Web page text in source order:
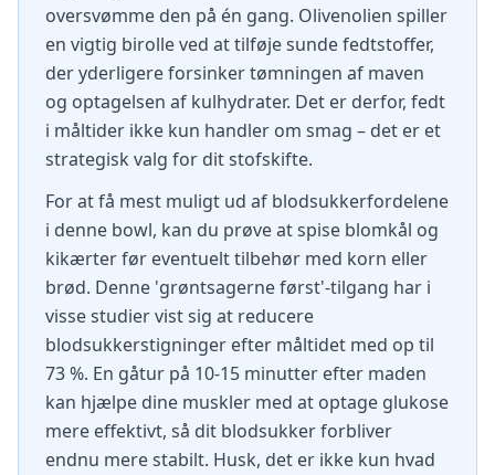
oversvømme den på én gang. Olivenolien spiller
en vigtig birolle ved at tilføje sunde fedtstoffer,
der yderligere forsinker tømningen af maven
og optagelsen af kulhydrater. Det er derfor, fedt
i måltider ikke kun handler om smag – det er et
strategisk valg for dit stofskifte.
For at få mest muligt ud af blodsukkerfordelene
i denne bowl, kan du prøve at spise blomkål og
kikærter før eventuelt tilbehør med korn eller
brød. Denne 'grøntsagerne først'-tilgang har i
visse studier vist sig at reducere
blodsukkerstigninger efter måltidet med op til
73 %. En gåtur på 10-15 minutter efter maden
kan hjælpe dine muskler med at optage glukose
mere effektivt, så dit blodsukker forbliver
endnu mere stabilt. Husk, det er ikke kun hvad